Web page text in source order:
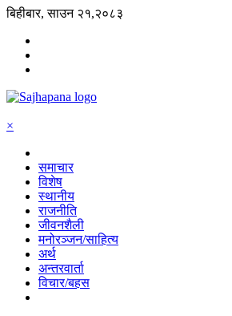
बिहीबार, साउन २१,२०८३
×
समाचार
विशेष
स्थानीय
राजनीति
जीवनशैली
मनोरञ्जन/साहित्य
अर्थ
अन्तरवार्ता
विचार/बहस